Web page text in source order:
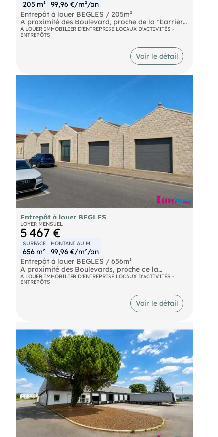
205 m² 99,96 €/m²/an
Entrepôt à louer BEGLES / 205m²
A proximité des Boulevard, proche de la "barrière
de Bègles" et à 200 mètres de l'arrêt de tram,
entrepôt à louer d'env. 205m² de surface au sol
équipé d'une porte sectionnelle 3,50X 3.00m.,
HSPmax 4 mètres et HSP min 2.90m.
A LOUER IMMOBILIER D'ENTREPRISE LOCAUX D'ACTIVITÉS -
ENTREPÔTS
Voir le détail
Entrepôt à louer BEGLES
LOYER MENSUEL
5 467 €
SURFACE
656 m²
MONTANT AU M²
99,96 €/m²/an
Entrepôt à louer BEGLES / 656m²
A proximité des Boulevards, proche de la
"barrière de Bègles", entrepôt à louer d'env. 656m²
de surface au sol dont un bureau d'env. 8m².
dont 2 grandes 4,20X3,90m. et pour la plus petite
3,50X 3,00m.,HSP max 5,70 mètres et HSP min
A LOUER IMMOBILIER D'ENTREPRISE LOCAUX D'ACTIVITÉS -
ENTREPÔTS
Voir le détail